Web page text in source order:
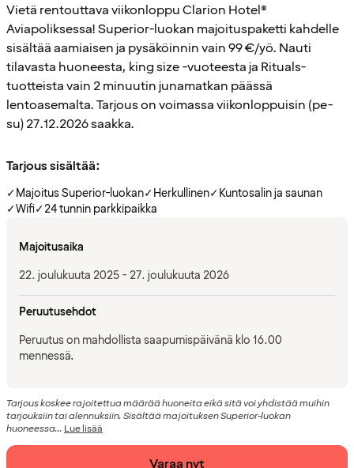
Vietä rentouttava viikonloppu Clarion Hotel®
Aviapoliksessa! Superior-luokan majoituspaketti kahdelle
sisältää aamiaisen ja pysäköinnin vain 99 €/yö. Nauti
tilavasta huoneesta, king size -vuoteesta ja Rituals-
tuotteista vain 2 minuutin junamatkan päässä
lentoasemalta. Tarjous on voimassa viikonloppuisin (pe-
su) 27.12.2026 saakka.
Tarjous sisältää:
✓Majoitus Superior-luokan✓Herkullinen✓Kuntosalin ja saunan
✓Wifi✓24 tunnin parkkipaikka
Majoitusaika
22. joulukuuta 2025 - 27. joulukuuta 2026
Peruutusehdot
Peruutus on mahdollista saapumispäivänä klo 16.00
mennessä.
Tarjous koskee rajoitettua määrää huoneita eikä sitä voi yhdistää muihin
tarjouksiin tai alennuksiin. Sisältää majoituksen Superior-luokan
huoneessa... Lue lisää
Varaa nyt